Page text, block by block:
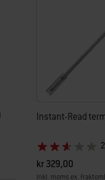
Instant-Read
kr 329,00
inkl. moms ex.